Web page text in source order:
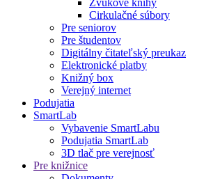
Zvukové knihy
Cirkulačné súbory
Pre seniorov
Pre študentov
Digitálny čitateľský preukaz
Elektronické platby
Knižný box
Verejný internet
Podujatia
SmartLab
Vybavenie SmartLabu
Podujatia SmartLab
3D tlač pre verejnosť
Pre knižnice